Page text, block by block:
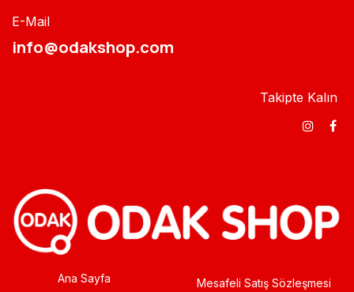
E-Mail
info@odakshop.com​
Takipte Kalın
Ana Sayfa Mesafeli Satış Sözleşmesi